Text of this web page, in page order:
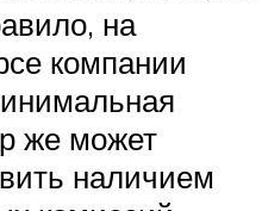
на
компании
же может
наличием